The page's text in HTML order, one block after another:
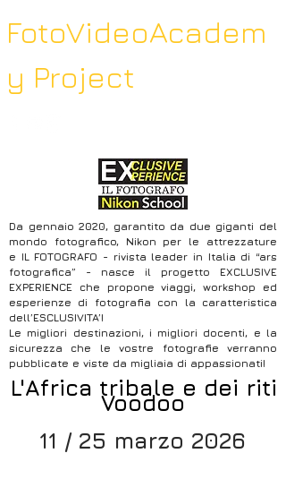
FotoVideoAcadem
y Project
Da gennaio 2020, garantito da due giganti del
mondo fotografico, Nikon per le attrezzature
e IL FOTOGRAFO - rivista leader in Italia di “ars
fotografica” - nasce il progetto EXCLUSIVE
EXPERIENCE che propone viaggi, workshop ed
esperienze di fotografia con la caratteristica
dell’ESCLUSIVITA’!
Le migliori destinazioni, i migliori docenti, e la
sicurezza che le vostre fotografie verranno
pubblicate e viste da migliaia di appassionati!
L'Africa tribale e dei riti
Voodoo
11 / 25 marzo 2026